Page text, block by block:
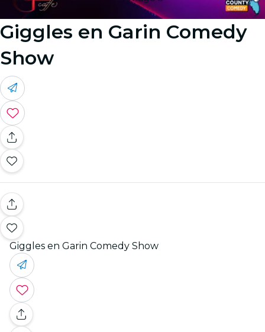
Giggles en Garin Comedy
Show
Giggles en Garin Comedy Show